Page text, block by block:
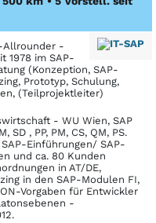
Allrounder -
1978 im SAP-
(Konzeption, SAP-
Prototyp, Schulung,
(Teilprojektleiter)
- WU Wien, SAP
, PP, PM, CS, QM, PS.
Einführungen/ SAP-
und ca. 80 Kunden
in AT/DE,
in den SAP-Modulen FI,
ON-Vorgaben für Entwickler
-